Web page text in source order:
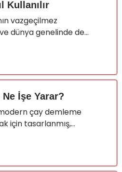
Kullanılır
vazgeçilmez
dünya genelinde de...
Ne İşe Yarar?
çay demleme
için tasarlanmış,...